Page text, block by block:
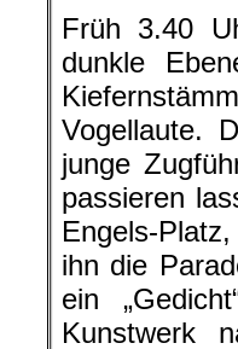
Früh 3.40
dunkle
Vogellaute.
junge
passieren
Engels-
ihn die
ein
Kunstwerk